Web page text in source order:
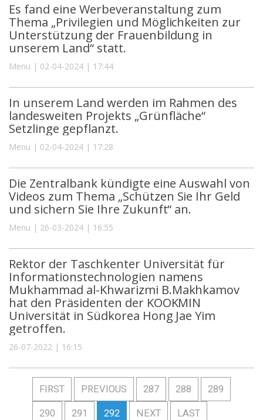
Es fand eine Werbeveranstaltung zum
Thema „Privilegien und Möglichkeiten zur
Unterstützung der Frauenbildung in
unserem Land“ statt.
Menu | 02-04-2024 | 17:44
In unserem Land werden im Rahmen des
landesweiten Projekts „Grünfläche“
Setzlinge gepflanzt.
Menu | 02-04-2024 | 17:28
Die Zentralbank kündigte eine Auswahl von
Videos zum Thema „Schützen Sie Ihr Geld
und sichern Sie Ihre Zukunft“ an.
Menu | 26-03-2024 | 16:55
Rektor der Taschkenter Universität für
Informationstechnologien namens
Mukhammad al-Khwarizmi B.Makhkamov
hat den Präsidenten der KOOKMIN
Universität in Südkorea Hong Jae Yim
getroffen.
26-07-2022 | 16:15
FIRST PREVIOUS 287 288 289
290 291 292 NEXT LAST